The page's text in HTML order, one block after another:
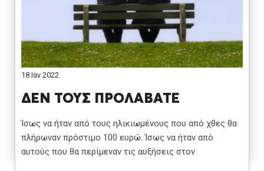
18 Ιαν 2022
ΔΕΝ ΤΟΥΣ ΠΡΟΛΑΒΑΤΕ
Ίσως να ήταν από τους ηλικιωμένους που από χθες θα
πλήρωναν πρόστιμο 100 ευρώ. Ίσως να ήταν από
αυτούς που θα περίμεναν τις αυξήσεις στον